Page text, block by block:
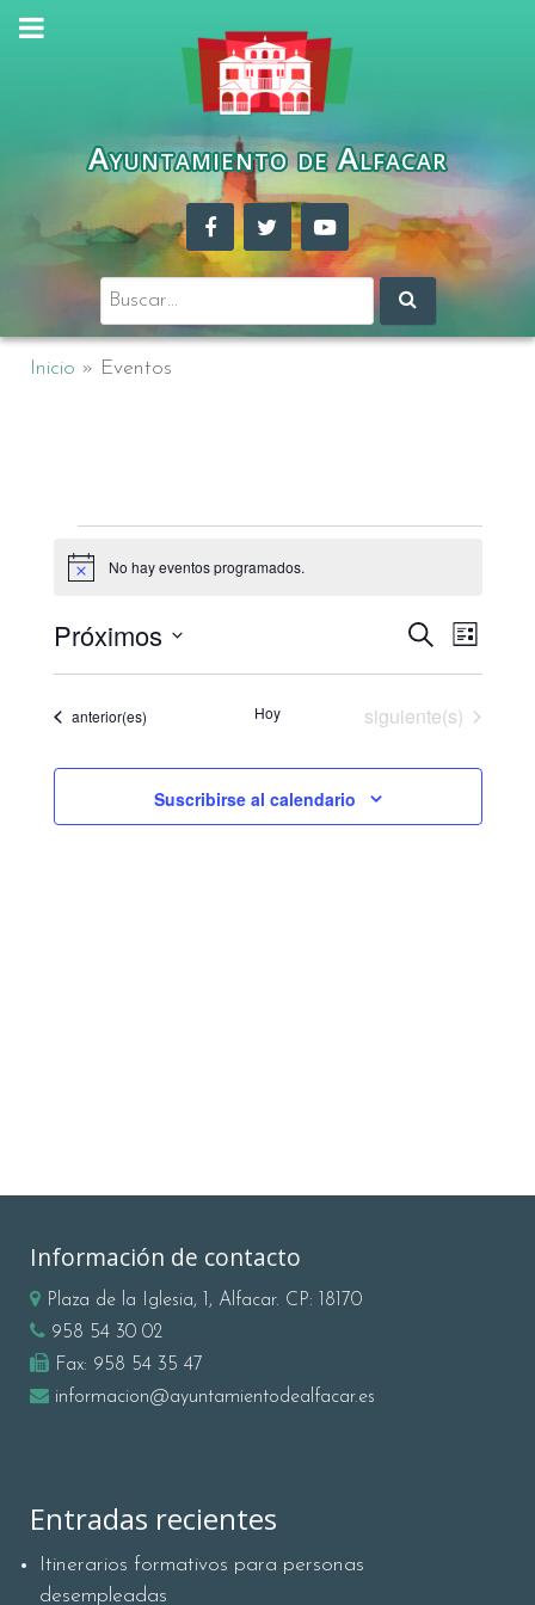
Ayuntamiento de Alfacar
Buscar:
Inicio » Eventos
Eventos
Aviso No hay eventos programados.
de
búsqueda
y
Buscar
de
de
Lista
Próximos
fecha.
Eventos
anterior(es) Hoy Eventos
siguiente(s)
Suscribirse al calendario
Información de contacto
Plaza de la Iglesia, 1, Alfacar. CP: 18170
958 54 30 02
Fax: 958 54 35 47
informacion@ayuntamientodealfacar.es
Entradas recientes
Itinerarios formativos para personas
desempleadas